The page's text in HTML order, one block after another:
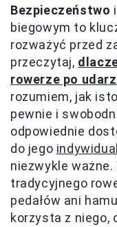
Bezpieczeństwo
biegowym to
rozważyć przed
przeczytaj,
rowerze po
rozumiem, jak
pewnie i
odpowiednie
do jego
niezwykle
tradycyjnego
pedałów ani
korzysta z niego,